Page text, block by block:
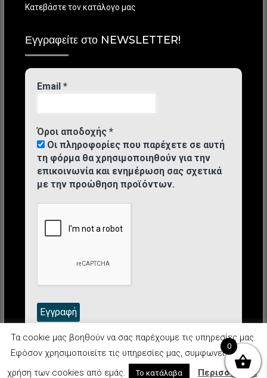
Κατεβάστε τον κατάλογο μας
Εγγραφείτε στο NEWSLETTER!
Email *
Όροι αποδοχής *
Οι πληροφορίες που παρέχετε σε αυτή
τη φόρμα θα χρησιμοποιηθούν για την
επικοινωνία και ενημέρωση σας σχετικά
με την προώθηση προϊόντων.
Didocosmetics 2025 © Όλα τα δικαιώματα κατοχυρωμένα.
Τα cookie μας βοηθούν να σας παρέχουμε τις υπηρεσίες μας.
Εφόσον χρησιμοποιείτε τις υπηρεσίες μας, συμφωνείτε με τη
χρήση των cookies από εμάς.
Το κατάλαβα Περισσότερα
0